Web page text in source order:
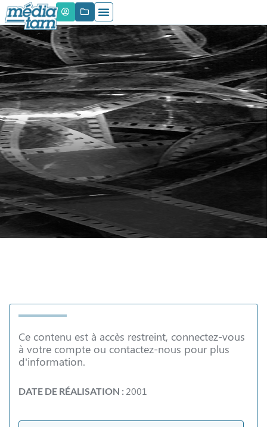
Ce contenu est à accès restreint, connectez-vous
à votre compte ou contactez-nous pour plus
d'information.
DATE DE RÉALISATION :2001